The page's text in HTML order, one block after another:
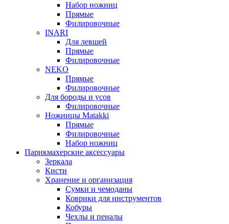
Набор ножниц
Прямые
Филировочные
INARI
Для левшей
Прямые
Филировочные
NEKO
Прямые
Филировочные
Для бороды и усов
Филировочные
Ножницы Matakki
Прямые
Филировочные
Набор ножниц
Парикмахерские аксессуары
Зеркала
Кисти
Хранение и организация
Сумки и чемоданы
Коврики для инструментов
Кобуры
Чехлы и пеналы